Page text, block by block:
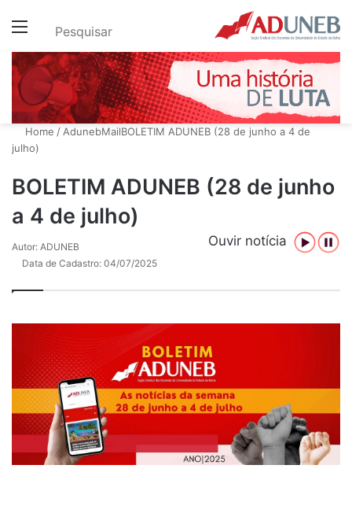
Menu Pesquisar
Home /AdunebMailBOLETIM ADUNEB (28 de junho a 4 de
julho)
BOLETIM ADUNEB (28 de junho
a 4 de julho)
Ouvir notícia
Autor: ADUNEB
Data de Cadastro: 04/07/2025